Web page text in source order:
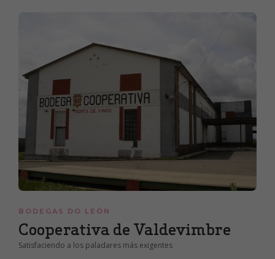
BODEGAS DO LEÓN
Cooperativa de Valdevimbre
Satisfaciendo a los paladares más exigentes